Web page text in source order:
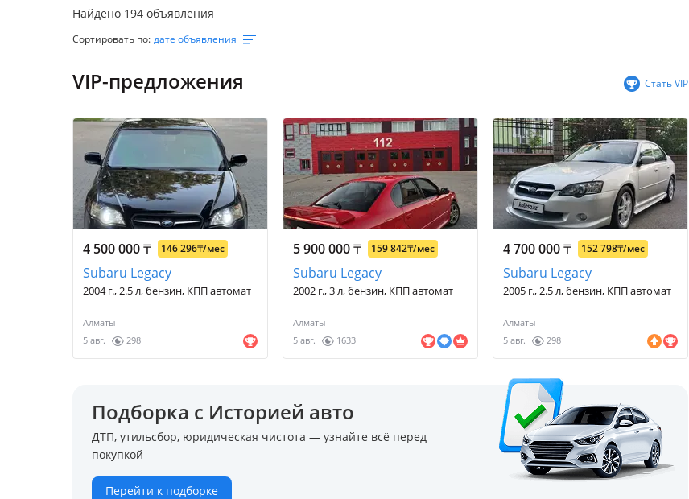
Найдено 194 объявления
Сортировать по: дате объявления
VIP-предложения Стать VIP
4 500 000₸ 146 296₸/мес
Subaru Legacy
2004 г., 2.5 л, бензин, КПП автомат
Алматы
5 авг.
298
5 900 000₸ 159 842₸/мес
Subaru Legacy
2002 г., 3 л, бензин, КПП автомат
Алматы
5 авг.
1633
4 700 000₸ 152 798₸/мес
Subaru Legacy
2005 г., 2.5 л, бензин, КПП автомат
Алматы
5 авг.
298
Подборка с Историей авто
ДТП, утильсбор, юридическая чистота — узнайте всё перед
покупкой
Перейти к подборке